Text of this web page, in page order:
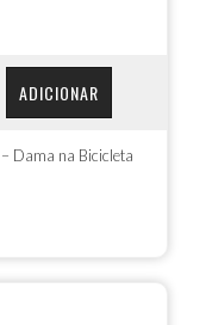
ADICIONAR
Dama na Bicicleta